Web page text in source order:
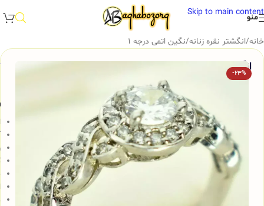
Skip to main content
منو
خانه/انگشتر نقره زنانه/نگین اتمی درجه 1
انگشتر نقره زنانه سولیتر عیار 925، کد 431
-23%